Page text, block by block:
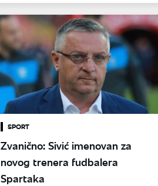
SPORT
Zvanično: Sivić imenovan za
novog trenera fudbalera
Spartaka